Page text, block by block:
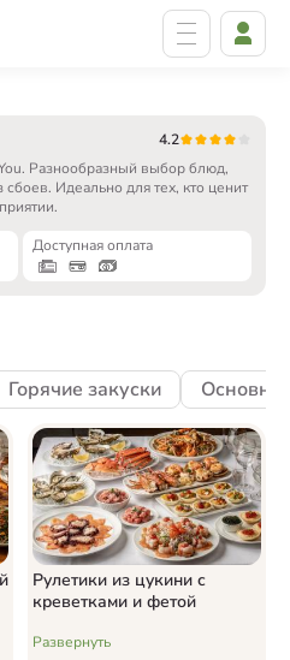
4.2
Разнообразный выбор блюд,
сбоев. Идеально для тех, кто ценит
Доступная оплата
Горячие закуски
Рулетики из цукини с
креветками и фетой
Развернуть